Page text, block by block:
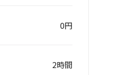
0円
2時間